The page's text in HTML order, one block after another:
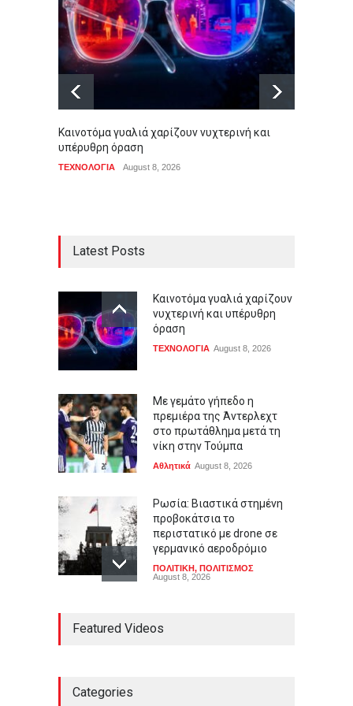
Καινοτόμα γυαλιά χαρίζουν νυχτερινή και
υπέρυθρη όραση
ΤΕΧΝΟΛΟΓΙΑ August 8, 2026
Latest Posts
Καινοτόμα γυαλιά χαρίζουν
νυχτερινή και υπέρυθρη
όραση
ΤΕΧΝΟΛΟΓΙΑ August 8, 2026
Με γεμάτο γήπεδο η
πρεμιέρα της Άντερλεχτ
στο πρωτάθλημα μετά τη
νίκη στην Τούμπα
Αθλητικά August 8, 2026
Ρωσία: Βιαστικά στημένη
προβοκάτσια το
περιστατικό με drone σε
γερμανικό αεροδρόμιο
ΠΟΛΙΤΙΚΗ, ΠΟΛΙΤΙΣΜΟΣ
August 8, 2026
σε κατάστημα ναυτιλιακών
Featured Videos
Categories